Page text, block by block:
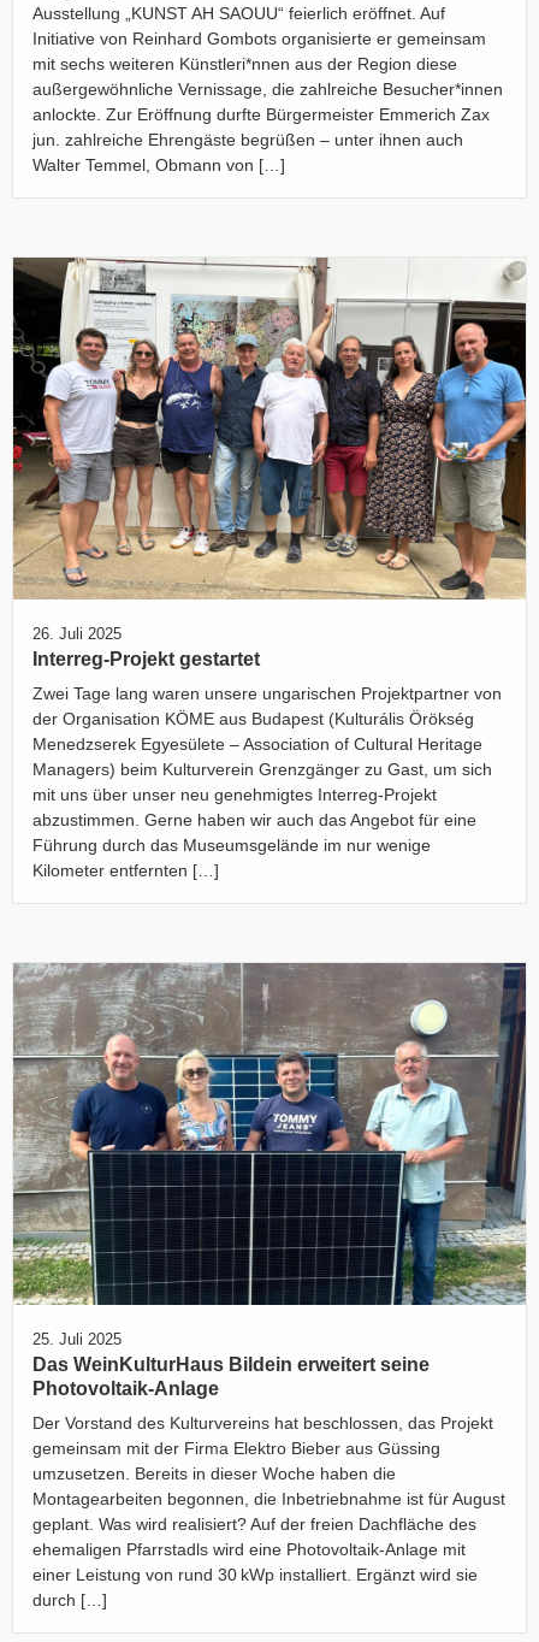
Ausstellung „KUNST AH SAOUU“ feierlich eröffnet. Auf
Initiative von Reinhard Gombots organisierte er gemeinsam
mit sechs weiteren Künstleri*nnen aus der Region diese
außergewöhnliche Vernissage, die zahlreiche Besucher*innen
anlockte. Zur Eröffnung durfte Bürgermeister Emmerich Zax
jun. zahlreiche Ehrengäste begrüßen – unter ihnen auch
Walter Temmel, Obmann von […]
26. Juli 2025
Interreg-Projekt gestartet
Zwei Tage lang waren unsere ungarischen Projektpartner von
der Organisation KÖME aus Budapest (Kulturális Örökség
Menedzserek Egyesülete – Association of Cultural Heritage
Managers) beim Kulturverein Grenzgänger zu Gast, um sich
mit uns über unser neu genehmigtes Interreg-Projekt
abzustimmen. Gerne haben wir auch das Angebot für eine
Führung durch das Museumsgelände im nur wenige
Kilometer entfernten […]
25. Juli 2025
Das WeinKulturHaus Bildein erweitert seine
Photovoltaik-Anlage
Der Vorstand des Kulturvereins hat beschlossen, das Projekt
gemeinsam mit der Firma Elektro Bieber aus Güssing
umzusetzen. Bereits in dieser Woche haben die
Montagearbeiten begonnen, die Inbetriebnahme ist für August
geplant. Was wird realisiert? Auf der freien Dachfläche des
ehemaligen Pfarrstadls wird eine Photovoltaik-Anlage mit
einer Leistung von rund 30 kWp installiert. Ergänzt wird sie
durch […]